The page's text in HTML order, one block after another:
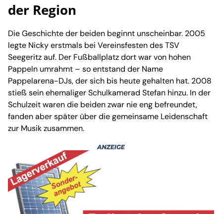
der Region
Die Geschichte der beiden beginnt unscheinbar. 2005
legte Nicky erstmals bei Vereinsfesten des TSV
Seegeritz auf. Der Fußballplatz dort war von hohen
Pappeln umrahmt – so entstand der Name
Pappelarena-DJs, der sich bis heute gehalten hat. 2008
stieß sein ehemaliger Schulkamerad Stefan hinzu. In der
Schulzeit waren die beiden zwar nie eng befreundet,
fanden aber später über die gemeinsame Leidenschaft
zur Musik zusammen.